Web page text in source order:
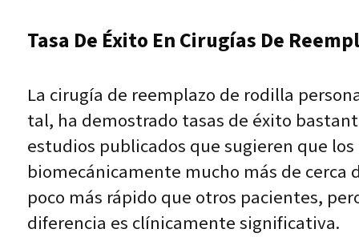
Tasa De Éxito En Cirugías De
La cirugía de reemplazo de rodilla
tal, ha demostrado tasas de éxito
estudios publicados que sugieren que
biomecánicamente mucho más de cerca
poco más rápido que otros pacientes,
diferencia es clínicamente significativa.